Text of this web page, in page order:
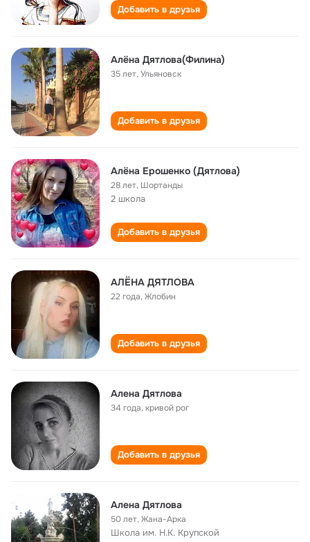
Добавить в друзья
Алёна Дятлова(Филина)
35 лет,Ульяновск
Добавить в друзья
Алёна Ерошенко (Дятлова)
28 лет, Шортанды
2 школа
Добавить в друзья
АЛЁНА ДЯТЛОВА
22 года,Жлобин
Добавить в друзья
Алена Дятлова
34 года,кривой рог
Добавить в друзья
Алена Дятлова
50 лет,Жана-Арка
Школа им. Н.К. Крупской